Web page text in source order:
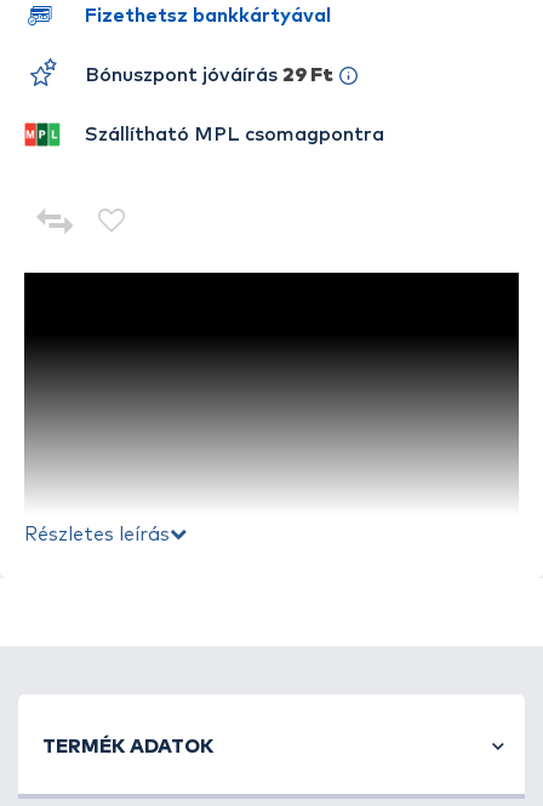
levegőn át, és csak egészen kis áramlást kelt a csali
horgászott vizekhez fejlesztette az Darte U-Float-t,
Részletes leírás
Fizethetsz bankkártyával
Bónuszpont jóváírás 29 Ft
Szállítható MPL csomagpontra
TERMÉK ADATOK